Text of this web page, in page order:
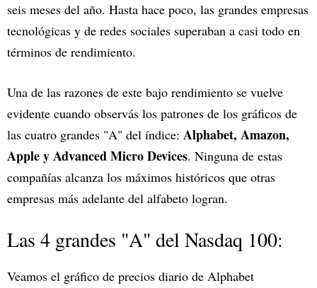
seis meses del año. Hasta hace poco, las grandes empresas
tecnológicas y de redes sociales superaban a casi todo en
términos de rendimiento.
Una de las razones de este bajo rendimiento se vuelve
evidente cuando observás los patrones de los gráficos de
las cuatro grandes "A" del índice: Alphabet, Amazon,
Apple y Advanced Micro Devices. Ninguna de estas
compañías alcanza los máximos históricos que otras
empresas más adelante del alfabeto logran.
Las 4 grandes "A" del Nasdaq 100:
Veamos el gráfico de precios diario de Alphabet